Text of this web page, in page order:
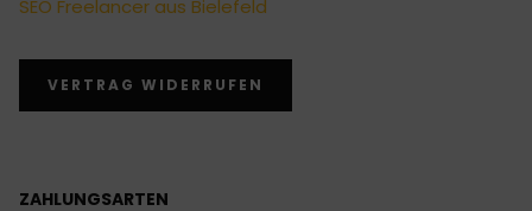
SEO Freelancer aus Bielefeld
VERTRAG WIDERRUFEN
ZAHLUNGSARTEN